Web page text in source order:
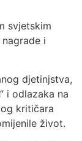
svjetskim
i
djetinjstva,
i odlazaka na
kritičara
život.